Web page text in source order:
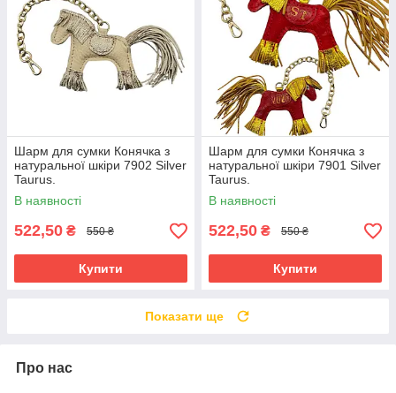
Шарм для сумки Конячка з
натуральної шкіри 7902 Silver
Taurus.
В наявності
522,50 ₴ 550 ₴
Купити
Шарм для сумки Конячка з
натуральної шкіри 7901 Silver
Taurus.
В наявності
522,50 ₴ 550 ₴
Купити
Показати ще
Про нас